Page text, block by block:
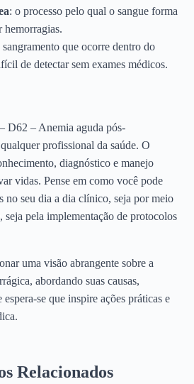
: o processo pelo qual o sangue forma
hemorragias.
sangramento que ocorre dentro do
de detectar sem exames médicos.
D62 – Anemia aguda pós-
profissional da saúde. O
diagnóstico e manejo
vidas. Pense em como você pode
no seu dia a dia clínico, seja por meio
seja pela implementação de protocolos
uma visão abrangente sobre a
abordando suas causas,
se que inspire ações práticas e
Relacionados